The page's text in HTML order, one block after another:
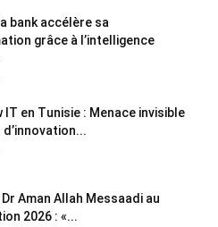
bank accélère sa
grâce à l’intelligence
IT en Tunisie : Menace invisible
Dr Aman Allah Messaadi au
2026 : «...